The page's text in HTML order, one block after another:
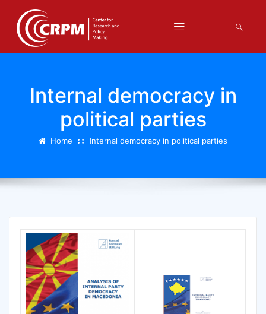
Internal democracy in
political parties
Home Internal democracy in political parties